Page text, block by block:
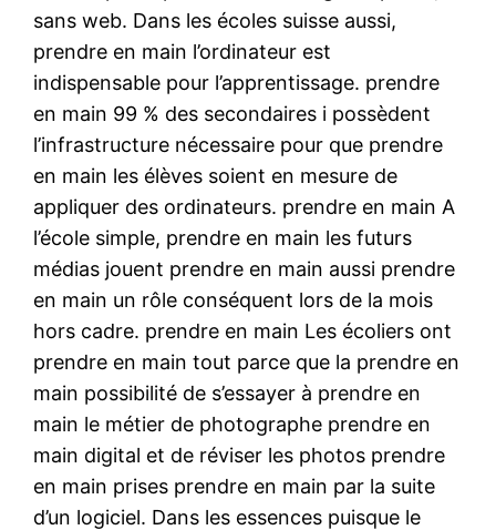
sans web. Dans les écoles suisse aussi,
prendre en main l’ordinateur est
indispensable pour l’apprentissage. prendre
en main 99 % des secondaires i possèdent
l’infrastructure nécessaire pour que prendre
en main les élèves soient en mesure de
appliquer des ordinateurs. prendre en main A
l’école simple, prendre en main les futurs
médias jouent prendre en main aussi prendre
en main un rôle conséquent lors de la mois
hors cadre. prendre en main Les écoliers ont
prendre en main tout parce que la prendre en
main possibilité de s’essayer à prendre en
main le métier de photographe prendre en
main digital et de réviser les photos prendre
en main prises prendre en main par la suite
d’un logiciel. Dans les essences puisque le